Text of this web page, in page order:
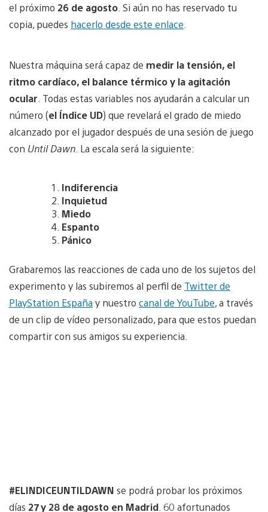
el próximo 26 de agosto . Si aún no has reservado tu
copia, puedes hacerlo desde este enlace
Nuestra máquina será capaz de medir la tensión, el
ritmo cardíaco, el balance térmico y la agitación
ocular . Todas estas variables nos ayudarán a calcular un
número (el Índice UD) que revelará el grado de miedo
alcanzado por el jugador después de una sesión de juego
con Until Dawn . La escala será la siguiente:
Indiferencia
Inquietud
Miedo
Espanto
Pánico
Grabaremos las reacciones de cada uno de los sujetos del
experimento y las subiremos al perfil de Twitter de
PlayStation Españay nuestro canal de YouTube, a través
de un clip de vídeo personalizado, para que estos puedan
compartir con sus amigos su experiencia.
#ELINDICEUNTILDAWN se podrá probar los próximos
días 27 y 28 de agosto en Madrid . 60 afortunados